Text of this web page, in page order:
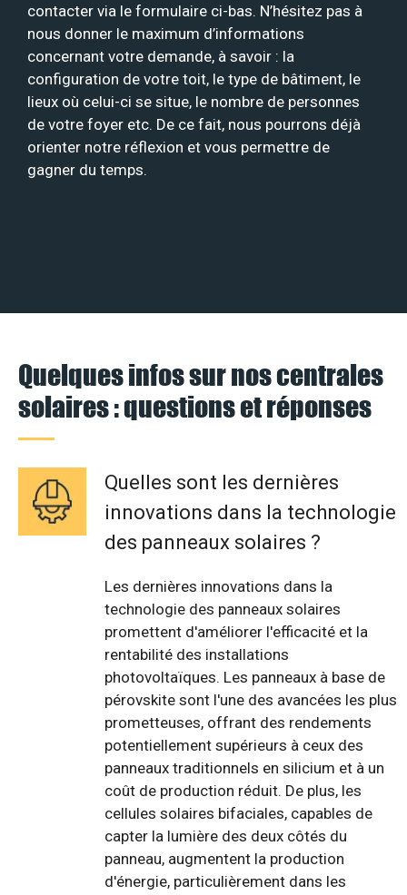
contacter via le formulaire ci-bas. N’hésitez pas à
nous donner le maximum d’informations
concernant votre demande, à savoir : la
configuration de votre toit, le type de bâtiment, le
lieux où celui-ci se situe, le nombre de personnes
de votre foyer etc. De ce fait, nous pourrons déjà
orienter notre réflexion et vous permettre de
gagner du temps.
Quelques infos sur nos centrales
solaires : questions et réponses
Quelles sont les dernières
innovations dans la technologie
des panneaux solaires ?
Les dernières innovations dans la
technologie des panneaux solaires
promettent d'améliorer l'efficacité et la
rentabilité des installations
photovoltaïques. Les panneaux à base de
pérovskite sont l'une des avancées les plus
prometteuses, offrant des rendements
potentiellement supérieurs à ceux des
panneaux traditionnels en silicium et à un
coût de production réduit. De plus, les
cellules solaires bifaciales, capables de
capter la lumière des deux côtés du
panneau, augmentent la production
d'énergie, particulièrement dans les